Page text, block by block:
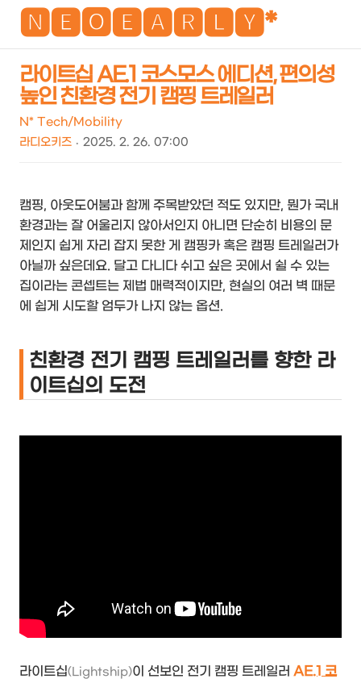
🅽🅴🅾🅴🅰🆁🅻🆈*
라이트십 AE.1 코스모스 에디션, 편의성
높인 친환경 전기 캠핑 트레일러
N* Tech/Mobility
라디오키즈
2025. 2. 26. 07:00
캠핑, 아웃도어붐과 함께 주목받았던 적도 있지만, 뭔가 국내
환경과는 잘 어울리지 않아서인지 아니면 단순히 비용의 문
제인지 쉽게 자리 잡지 못한 게 캠핑카 혹은 캠핑 트레일러가
아닐까 싶은데요. 달고 다니다 쉬고 싶은 곳에서 쉴 수 있는
집이라는 콘셉트는 제법 매력적이지만, 현실의 여러 벽 때문
에 쉽게 시도할 엄두가 나지 않는 옵션.
친환경 전기 캠핑 트레일러를 향한 라
이트십의 도전
라이트십(Lightship)이 선보인 전기 캠핑 트레일러 AE.1 코